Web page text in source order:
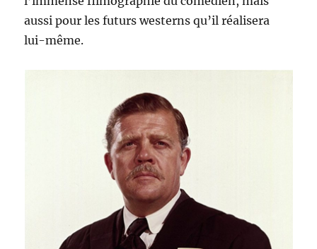
aussi pour les futurs westerns qu’il réalisera
lui-même.